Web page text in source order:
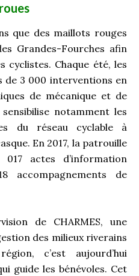
que des maillots rouges
Grandes-Fourches afin
cyclistes. Chaque été, les
de 3 000 interventions en
de mécanique et de
notamment les
du réseau cyclable à
En 2017, la patrouille
actes d’information
accompagnements de
de CHARMES, une
des milieux riverains
c’est aujourd’hui
guide les bénévoles. Cet